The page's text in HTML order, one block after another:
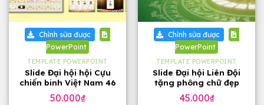
Chỉnh sửa được
PowerPoint
TEMPLATE POWERPOINT
Slide Đại hội hội Cựu
chiến binh Việt Nam 46
trang, tặng phông chữ
50.000₫
Chỉnh sửa được
PowerPoint
TEMPLATE POWERPOINT
Slide Đại hội Liên Đội
tặng phông chữ đẹp
45.000₫